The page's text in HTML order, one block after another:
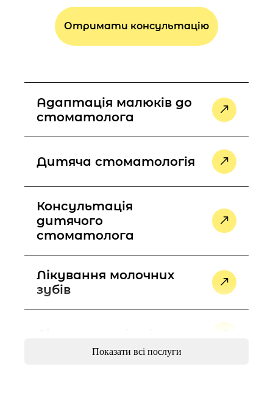
Отримати консультацію
Адаптація малюків до
стоматолога
Дитяча стоматологія
Консультація
дитячого
стоматолога
Лікування молочних
зубів
Показати всі послуги